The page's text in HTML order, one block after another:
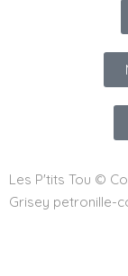
Les P'tits Tou ©
Grisey petronille-